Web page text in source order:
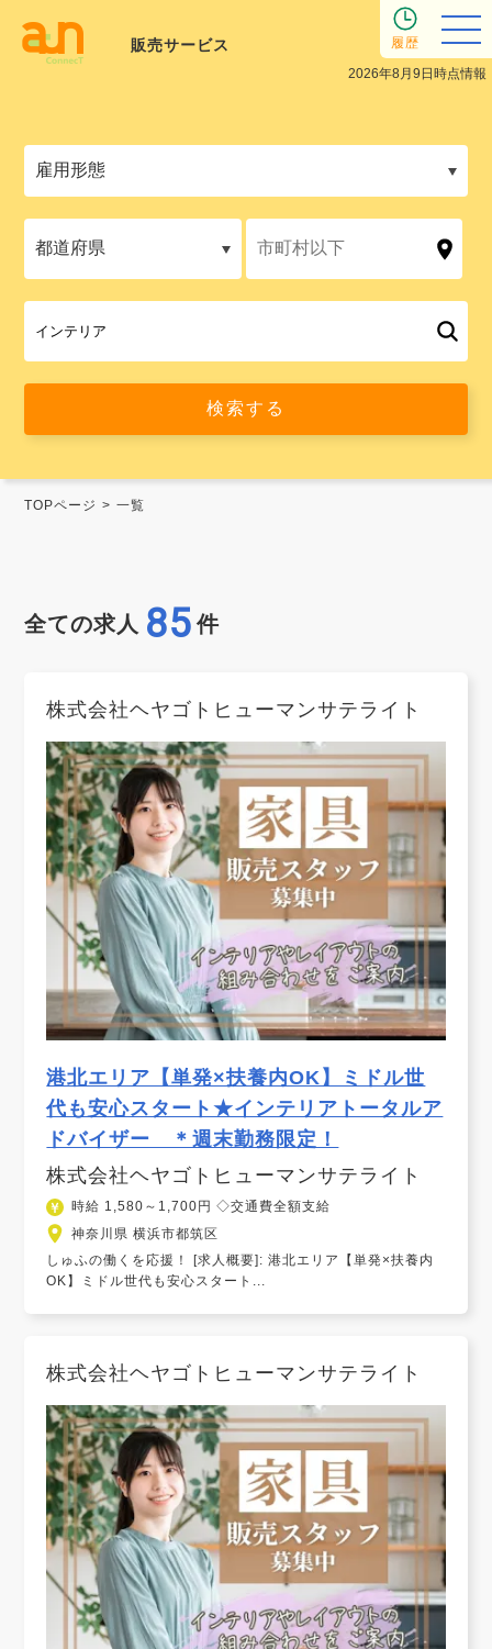
販売サービス
2026年8月9日時点情報
履歴
TOPページ 一覧
全ての求人 85 件
株式会社ヘヤゴトヒューマンサテライト
港北エリア【単発×扶養内OK】ミドル世
代も安心スタート★インテリアトータルア
ドバイザー ＊週末勤務限定！
株式会社ヘヤゴトヒューマンサテライト
時給 1,580～1,700円 ◇交通費全額支給
神奈川県 横浜市都筑区
しゅふの働くを応援！ [求人概要]: 港北エリア【単発×扶養内
OK】ミドル世代も安心スタート...
株式会社ヘヤゴトヒューマンサテライト